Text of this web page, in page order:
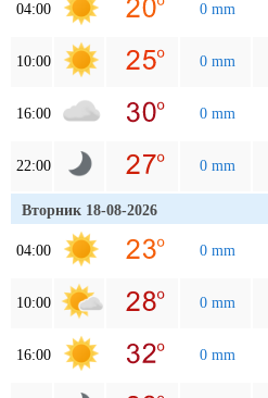
04:00 0 mm
10:00 0 mm
16:00 0 mm
22:00 0 mm
Вторник 18-08-2026
04:00 0 mm
10:00 0 mm
16:00 0 mm